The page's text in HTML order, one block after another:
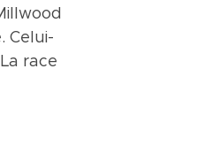
Celui-
race